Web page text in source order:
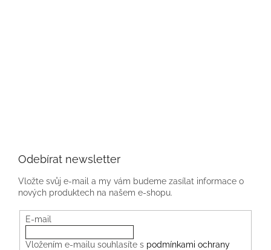
Odebírat newsletter
Vložte svůj e-mail a my vám budeme zasílat informace o
nových produktech na našem e-shopu.
E-mail
Vložením e-mailu souhlasíte s podmínkami ochrany